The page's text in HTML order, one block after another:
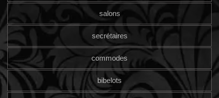
salons
secrétaires
commodes
bibelots